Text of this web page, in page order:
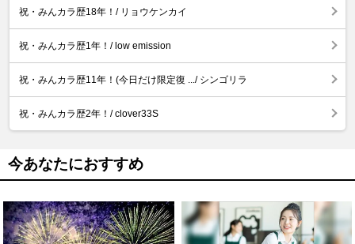
祝・みんカラ歴18年！/ リョウケンカイ
祝・みんカラ歴1年！/ low emission
祝・みんカラ歴11年！(今日だけ限定復 .../ シンゴリラ
祝・みんカラ歴2年！/ clover33S
今あなたにおすすめ